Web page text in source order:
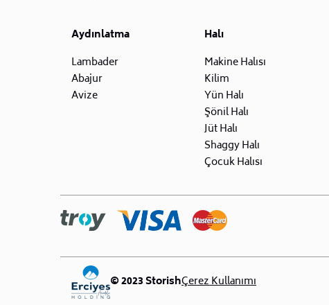
Aydınlatma
Lambader
Abajur
Avize
Halı
Makine Halısı
Kilim
Yün Halı
Şönil Halı
Jüt Halı
Shaggy Halı
Çocuk Halısı
© 2023 StorishÇerez Kullanımı